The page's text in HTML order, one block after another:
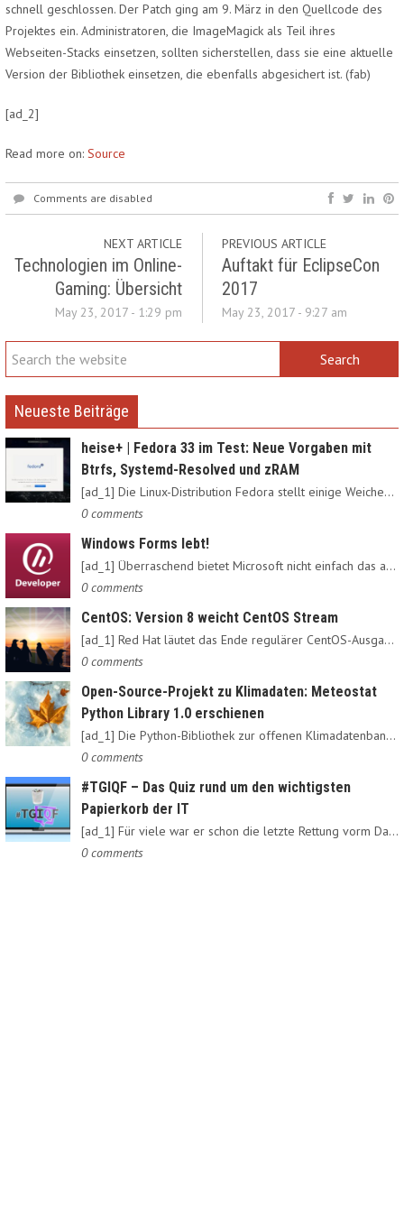
schnell geschlossen. Der Patch ging am 9. März in den Quellcode des
Projektes ein. Administratoren, die ImageMagick als Teil ihres
Webseiten-Stacks einsetzen, sollten sicherstellen, dass sie eine aktuelle
Version der Bibliothek einsetzen, die ebenfalls abgesichert ist. (fab)
[ad_2]
Read more on: Source
Comments are disabled
NEXT ARTICLE
Technologien im Online-
Gaming: Übersicht
May 23, 2017 - 1:29 pm
PREVIOUS ARTICLE
Auftakt für EclipseCon
2017
May 23, 2017 - 9:27 am
Neueste Beiträge
heise+ | Fedora 33 im Test: Neue Vorgaben mit
Btrfs, Systemd-Resolved und zRAM
[ad_1] Die Linux-Distribution Fedora stellt einige Weichen neu:…
0 comments
Windows Forms lebt!
[ad_1] Überraschend bietet Microsoft nicht einfach das alte…
0 comments
CentOS: Version 8 weicht CentOS Stream
[ad_1] Red Hat läutet das Ende regulärer CentOS-Ausgaben ein:…
0 comments
Open-Source-Projekt zu Klimadaten: Meteostat
Python Library 1.0 erschienen
[ad_1] Die Python-Bibliothek zur offenen Klimadatenbank Meteostat…
0 comments
#TGIQF – Das Quiz rund um den wichtigsten
Papierkorb der IT
[ad_1] Für viele war er schon die letzte Rettung vorm Daten-Nirvana:…
0 comments